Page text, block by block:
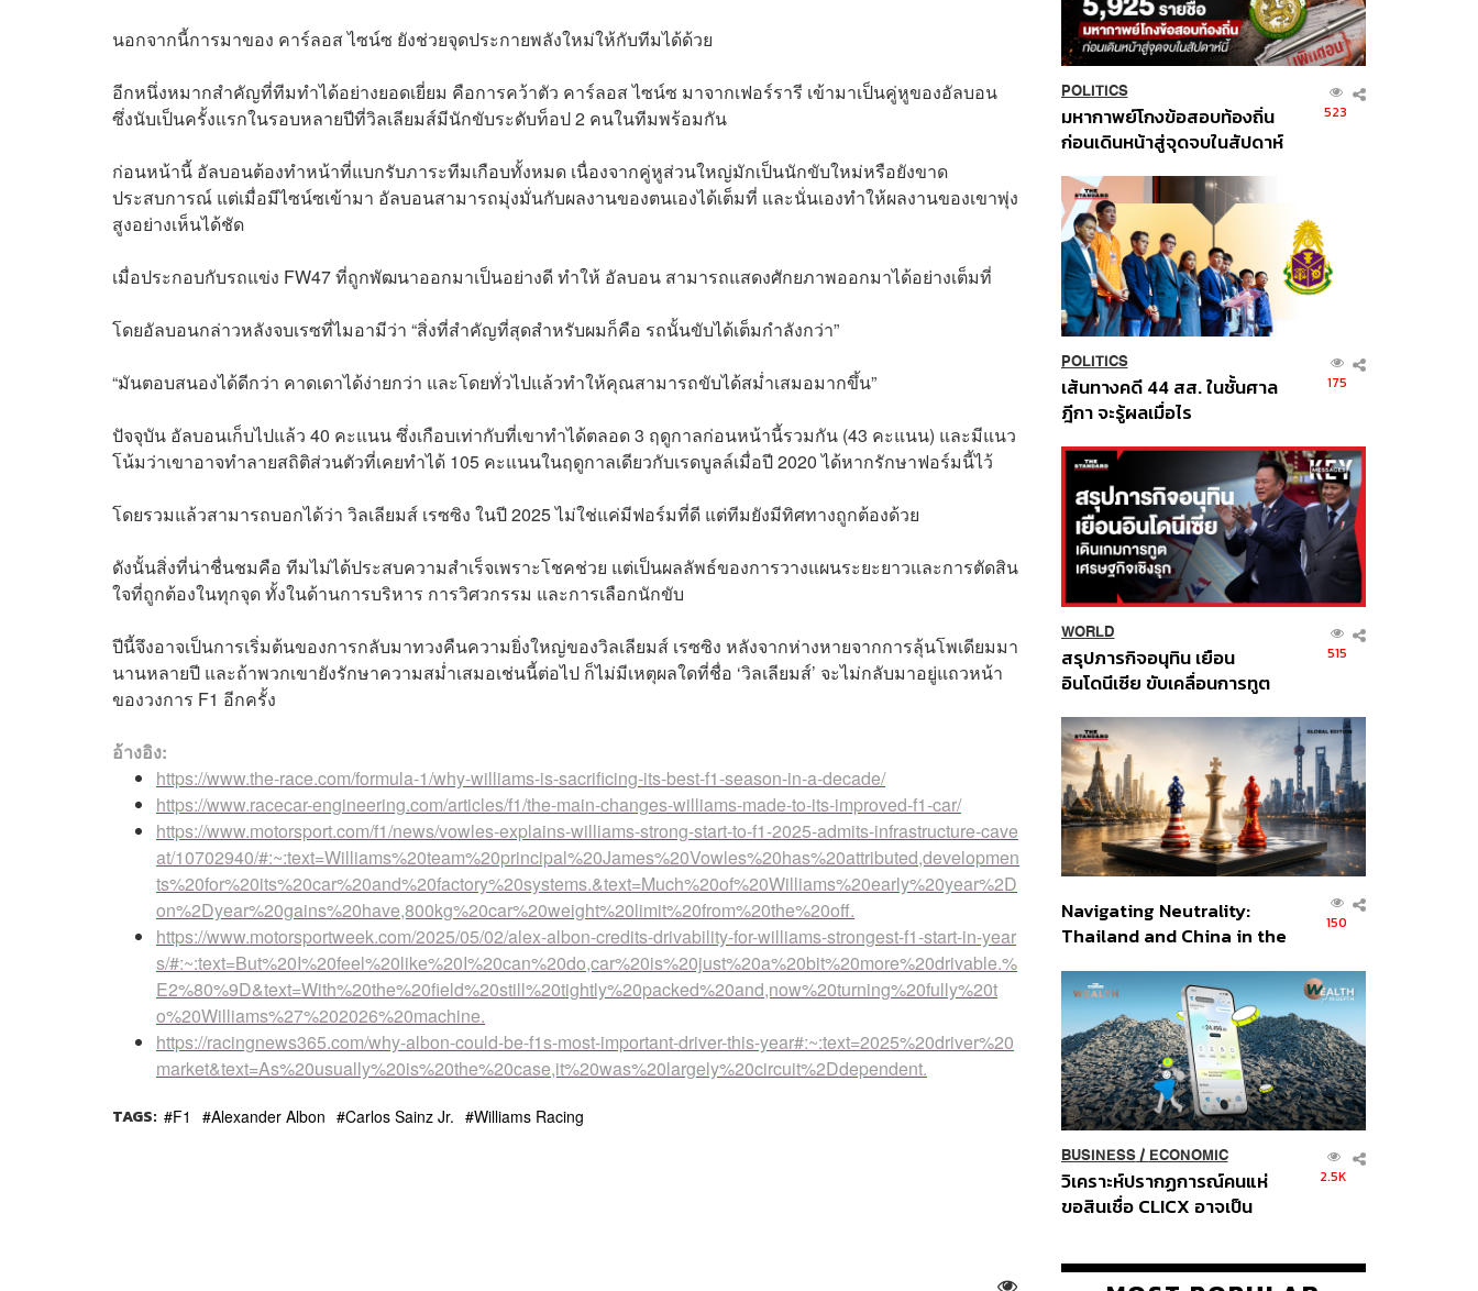
นอกจากนี้การมาของ คาร์ลอส ไซน์ซ ยังช่วยจุดประกายพลังใหม่ให้กับทีมได้ด้วย
อีกหนึ่งหมากสำคัญที่ทีมทำได้อย่างยอดเยี่ยม คือการคว้าตัว คาร์ลอส ไซน์ซ มาจากเฟอร์รารี เข้ามาเป็นคู่หูของอัลบอน
ซึ่งนับเป็นครั้งแรกในรอบหลายปีที่วิลเลียมส์มีนักขับระดับท็อป 2 คนในทีมพร้อมกัน
ก่อนหน้านี้ อัลบอนต้องทำหน้าที่แบกรับภาระทีมเกือบทั้งหมด เนื่องจากคู่หูส่วนใหญ่มักเป็นนักขับใหม่หรือยังขาด
ประสบการณ์ แต่เมื่อมีไซน์ซเข้ามา อัลบอนสามารถมุ่งมั่นกับผลงานของตนเองได้เต็มที่ และนั่นเองทำให้ผลงานของเขาพุ่ง
สูงอย่างเห็นได้ชัด
เมื่อประกอบกับรถแข่ง FW47 ที่ถูกพัฒนาออกมาเป็นอย่างดี ทำให้ อัลบอน สามารถแสดงศักยภาพออกมาได้อย่างเต็มที่
โดยอัลบอนกล่าวหลังจบเรซที่ไมอามีว่า “สิ่งที่สำคัญที่สุดสำหรับผมก็คือ รถนั้นขับได้เต็มกำลังกว่า”
“มันตอบสนองได้ดีกว่า คาดเดาได้ง่ายกว่า และโดยทั่วไปแล้วทำให้คุณสามารถขับได้สม่ำเสมอมากขึ้น”
ปัจจุบัน อัลบอนเก็บไปแล้ว 40 คะแนน ซึ่งเกือบเท่ากับที่เขาทำได้ตลอด 3 ฤดูกาลก่อนหน้านี้รวมกัน (43 คะแนน) และมีแนว
โน้มว่าเขาอาจทำลายสถิติส่วนตัวที่เคยทำได้ 105 คะแนนในฤดูกาลเดียวกับเรดบูลล์เมื่อปี 2020 ได้หากรักษาฟอร์มนี้ไว้
โดยรวมแล้วสามารถบอกได้ว่า วิลเลียมส์ เรซซิง ในปี 2025 ไม่ใช่แค่มีฟอร์มที่ดี แต่ทีมยังมีทิศทางถูกต้องด้วย
ดังนั้นสิ่งที่น่าชื่นชมคือ ทีมไม่ได้ประสบความสำเร็จเพราะโชคช่วย แต่เป็นผลลัพธ์ของการวางแผนระยะยาวและการตัดสิน
ใจที่ถูกต้องในทุกจุด ทั้งในด้านการบริหาร การวิศวกรรม และการเลือกนักขับ
ปีนี้จึงอาจเป็นการเริ่มต้นของการกลับมาทวงคืนความยิ่งใหญ่ของวิลเลียมส์ เรซซิง หลังจากห่างหายจากการลุ้นโพเดียมมา
นานหลายปี และถ้าพวกเขายังรักษาความสม่ำเสมอเช่นนี้ต่อไป ก็ไม่มีเหตุผลใดที่ชื่อ ‘วิลเลียมส์’ จะไม่กลับมาอยู่แถวหน้า
ของวงการ F1 อีกครั้ง
อ้างอิง:
https://www.the-race.com/formula-1/why-williams-is-sacrificing-its-best-f1-season-in-a-decade/
https://www.racecar-engineering.com/articles/f1/the-main-changes-williams-made-to-its-improved-f1-car/
https://www.motorsport.com/f1/news/vowles-explains-williams-strong-start-to-f1-2025-admits-infrastructure-cave
at/10702940/#:~:text=Williams%20team%20principal%20James%20Vowles%20has%20attributed,developmen
ts%20for%20its%20car%20and%20factory%20systems.&text=Much%20of%20Williams%20early%20year%2D
on%2Dyear%20gains%20have,800kg%20car%20weight%20limit%20from%20the%20off.
https://www.motorsportweek.com/2025/05/02/alex-albon-credits-drivability-for-williams-strongest-f1-start-in-year
s/#:~:text=But%20I%20feel%20like%20I%20can%20do,car%20is%20just%20a%20bit%20more%20drivable.%
E2%80%9D&text=With%20the%20field%20still%20tightly%20packed%20and,now%20turning%20fully%20t
o%20Williams%27%202026%20machine.
https://racingnews365.com/why-albon-could-be-f1s-most-important-driver-this-year#:~:text=2025%20driver%20
market&text=As%20usually%20is%20the%20case,it%20was%20largely%20circuit%2Ddependent.
TAGS: F1 Alexander Albon Carlos Sainz Jr. Williams Racing
POLITICS
มหากาพย์โกงข้อสอบท้องถิ่น
ก่อนเดินหน้าสู่จุดจบในสัปดาห์
523
POLITICS
เส้นทางคดี 44 สส. ในชั้นศาล
ฎีกา จะรู้ผลเมื่อไร
175
WORLD
สรุปภารกิจอนุทิน เยือน
อินโดนีเซีย ขับเคลื่อนการทูต
ส่วนยุทธศาสตร์ไทย –
อินโดนีเซีย
515
Navigating Neutrality:
Thailand and China in the
Order
150
BUSINESS/ ECONOMIC
วิเคราะห์ปรากฏการณ์คนแห่
ขอสินเชื่อ CLICX อาจเป็น
ปัญหาหนี้ครัวเรือนไทยที่ถูกซุก
2.5K